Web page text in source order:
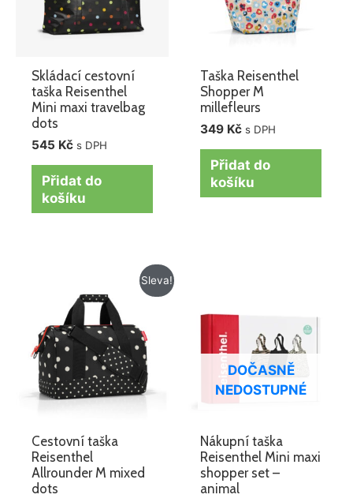
Skládací cestovní
taška Reisenthel
Mini maxi travelbag
dots
545 Kč s DPH
Přidat do
košíku
Taška Reisenthel
Shopper M
millefleurs
349 Kč s DPH
Přidat do
košíku
Sleva!
Cestovní taška
Reisenthel
Allrounder M mixed
dots
cena
byla:
1
025 Kč.
Aktuální
cena
820 Kč.
DOČASNĚ
NEDOSTUPNÉ
Nákupní taška
Reisenthel Mini maxi
shopper set –
animal